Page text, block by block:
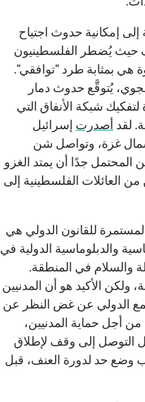
إمكانية حدوث اجتياح
حيث يُضطر الفلسطينيون
هي بمثابة طرد "توافقي".
يُتوقَّع حدوث دمار
شبكة الأنفاق التي
لقد أصدرت إسرائيل
شمال غزة، وتواصل شن
المحتمل جدًا أن يمتد الغزو
العائلات الفلسطينية إلى
للقانون الدولي هي
والدبلوماسية الدولية في
والسلام في المنطقة.
ولكن الأكيد هو أن المدنيين
الدولي عن غض النظر عن
أجل حماية المدنيين،
التوصل إلى وقف لإطلاق
وضع حد لدورة العنف، قبل